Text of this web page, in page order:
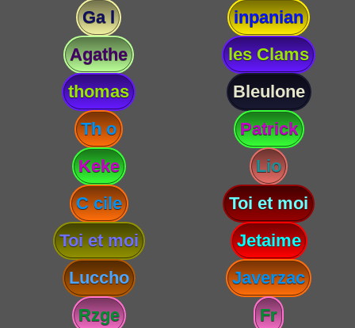
Ga l
inpanian
Agathe
les Clams
thomas
Bleulone
Th o
Patrick
Keke
Lio
C cile
Toi et moi
Toi et moi
Jetaime
Luccho
Javerzac
Rzge
Fr